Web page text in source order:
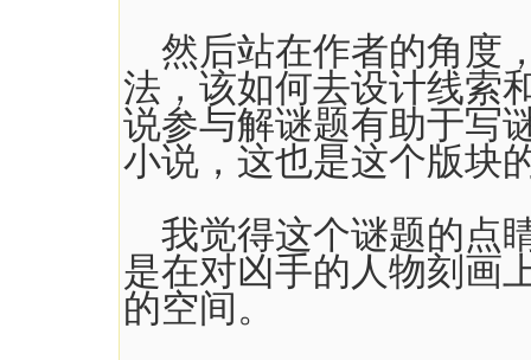
然后站在作者的角度
法，该如何去设计线索
说参与解谜题有助于写
小说，这也是这个版块
我觉得这个谜题的点
是在对凶手的人物刻画
的空间。